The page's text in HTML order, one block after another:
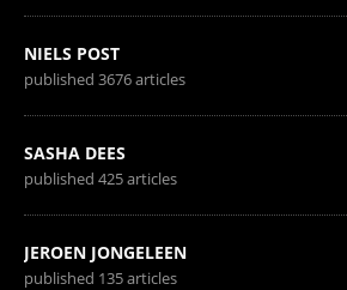
NIELS POST
published 3676 articles
SASHA DEES
published 425 articles
JEROEN JONGELEEN
published 135 articles